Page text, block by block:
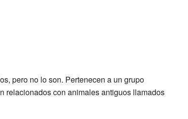
pero no lo son. Pertenecen a un grupo
relacionados con animales antiguos llamados